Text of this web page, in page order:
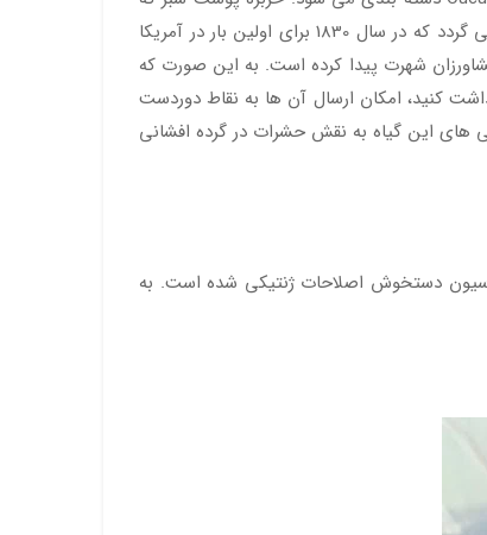
با عنوان خربزه والنسیا نیز معروف است، یکی از واریته های این گیاه به شمار می آید. خاستگاه این واریته از خربزه به کشور ایتالیا برمی گردد که در سال 1830 برای اولین بار در آمریکا
شهرت پیدا کرده است. به این صورت که
کنید، امکان ارسال آن ها به نقاط دوردست
های این گیاه به نقش حشرات در گرده افشانی
دستخوش اصلاحات ژنتیکی شده است. به